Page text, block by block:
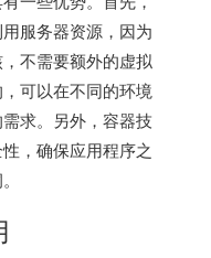
服务器资源，因为
不需要额外的虚拟
可以在不同的环境
求。另外，容器技
，确保应用程序之